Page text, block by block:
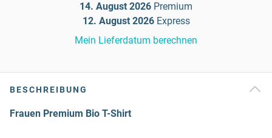
14. August 2026 Premium
12. August 2026 Express
Mein Lieferdatum berechnen
BESCHREIBUNG
Frauen Premium Bio T-Shirt